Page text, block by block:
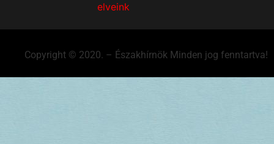
elveink
Copyright © 2020. – Északhírnök Minden jog fenntartva!